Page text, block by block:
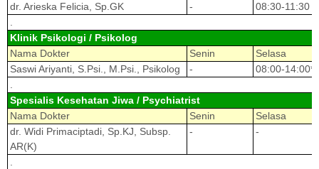
dr. Arieska Felicia, Sp.GK
-
08:30-11:30
.
Klinik Psikologi / Psikolog
Nama Dokter
Senin
Selasa
Saswi Ariyanti, S.Psi., M.Psi., Psikolog
-
08:00-14:00*
.
Spesialis Kesehatan Jiwa / Psychiatrist
Nama Dokter
Senin
Selasa
dr. Widi Primaciptadi, Sp.KJ, Subsp.
AR(K)
- -
.